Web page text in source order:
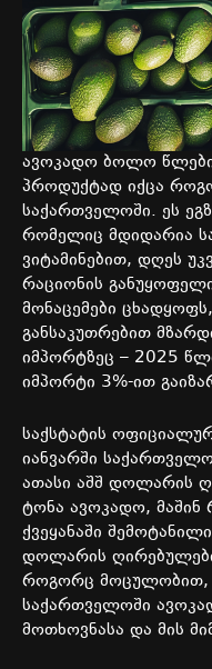
ავოკადო ბოლო
პროდუქტად იქცა
საქართველოში. ეს
რომელიც მდიდარია
ვიტამინებით, დღეს
რაციონის
მონაცემები ცხადყოფს,
განსაკუთრებით
იმპორტზეც – 2025
იმპორტი 3%-ით
საქსტატის
იანვარში
ათასი აშშ დოლარის
ტონა ავოკადო, მაშინ
ქვეყანაში შემოტანილი
დოლარის
როგორც მოცულობით,
საქართველოში
მოთხოვნასა და მის